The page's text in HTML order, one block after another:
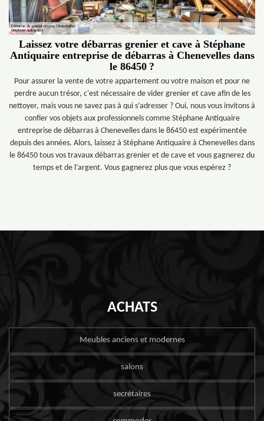
Laissez votre débarras grenier et cave à Stéphane
Antiquaire entreprise de débarras à Chenevelles dans
le 86450 ?
Pour assurer la vente de votre appartement ou votre maison et pour ne
perdre aucun trésor, c'est nécessaire de vider grenier et cave afin de les
nettoyer, mais vous ne savez pas à qui s’adresser ? Oui, nous vous invitons à
confier vos objets aux professionnels comme Stéphane Antiquaire
entreprise de débarras à Chenevelles dans le 86450 est expérimentée
depuis des années. Alors, laissez à Stéphane Antiquaire à Chenevelles dans
le 86450 tous vos travaux débarras grenier et de cave et vous gagnerez du
temps et de l’argent. Vous gagnerez plus que vous espérez ?
ACHATS
Meubles anciens et modernes
salons
secrétaires